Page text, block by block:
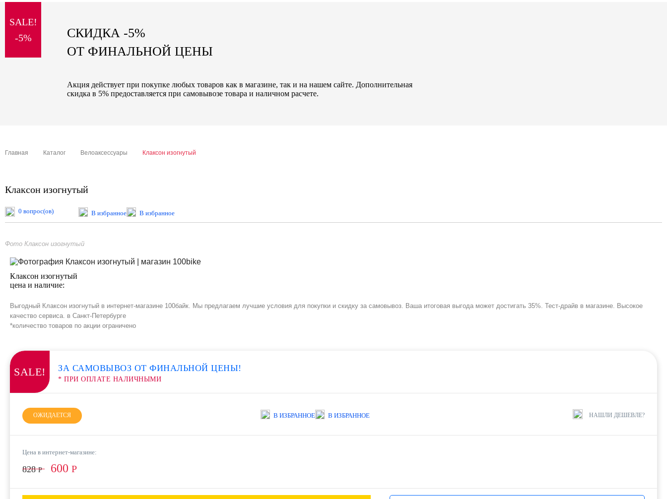
special price
SALE!
-5%
СКИДКА -5%
ОТ ФИНАЛЬНОЙ ЦЕНЫ
Акция действует при покупке любых товаров как в магазине, так и на нашем сайте. Дополнительная
скидка в 5% предоставляется при самовывозе товара и наличном расчете.
Главная Каталог Велоаксессуары Клаксон изогнутый
Клаксон изогнутый
0 вопрос(ов) В избранное В избранное
Фото Клаксон изогнутый
Клаксон изогнутый
цена и наличие:
Выгодный Клаксон изогнутый в интернет-магазине 100байк. Мы предлагаем лучшие условия для покупки и скидку за самовывоз. Ваша итоговая выгода может достигать 35%. Тест-драйв в магазине. Высокое
качество сервиса. в Санкт-Петербурге
*количество товаров по акции ограничено
SALE! ЗА САМОВЫВОЗ ОТ ФИНАЛЬНОЙ ЦЕНЫ!
* ПРИ ОПЛАТЕ НАЛИЧНЫМИ
ОЖИДАЕТСЯ В ИЗБРАННОЕ В ИЗБРАННОЕ НАШЛИ ДЕШЕВЛЕ?
Цена в интернет-магазине:
828Р 600 Р